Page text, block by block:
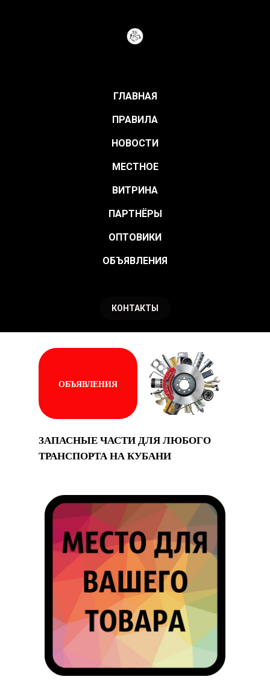
ГЛАВНАЯ
ПРАВИЛА
НОВОСТИ
МЕСТНОЕ
ВИТРИНА
ПАРТНЁРЫ
ОПТОВИКИ
ОБЪЯВЛЕНИЯ
КОНТАКТЫ
ОБЪЯВЛЕНИЯ
ЗАПАСНЫЕ ЧАСТИ ДЛЯ ЛЮБОГО
ТРАНСПОРТА НА КУБАНИ